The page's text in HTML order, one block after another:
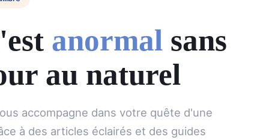
anormal sans
au naturel
accompagne dans votre quête d'une
à des articles éclairés et des guides